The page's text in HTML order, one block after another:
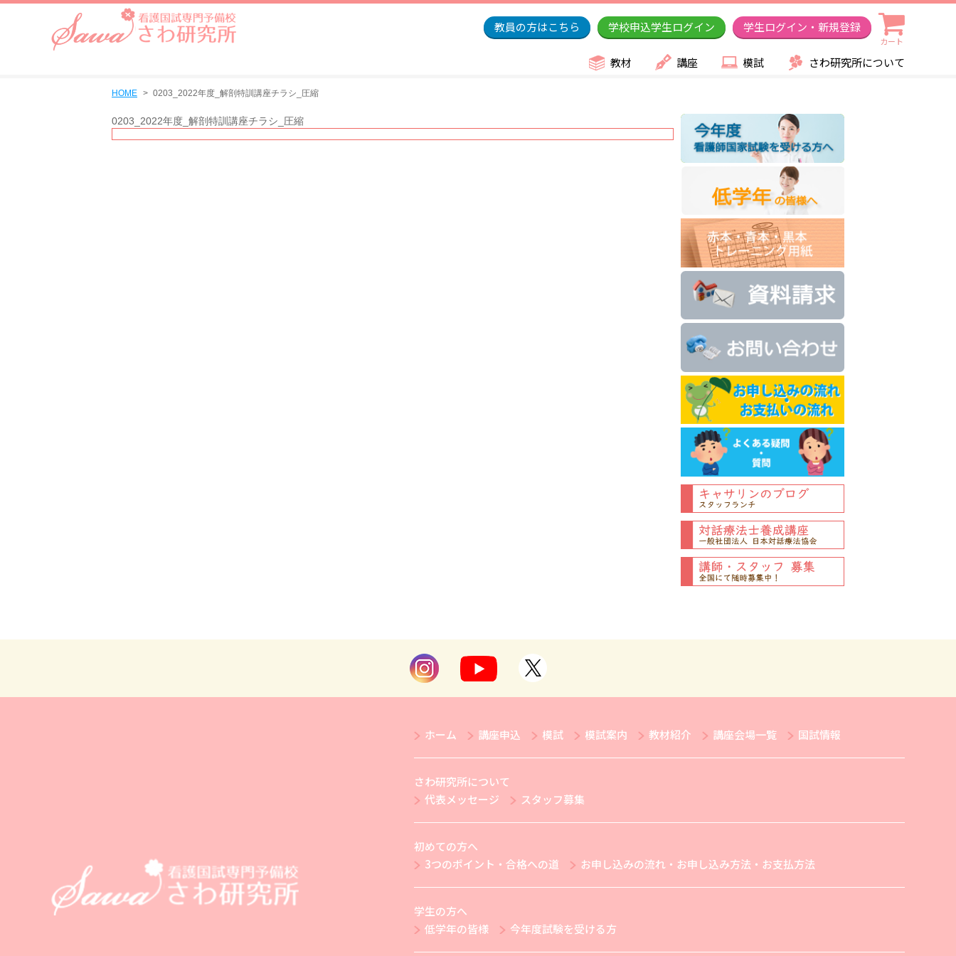
教員の方はこちら 学校申込学生ログイン 学生ログイン・新規登録
カート
教材 講座 模試 さわ研究所について
HOME 0203_2022年度_解剖特訓講座チラシ_圧縮
0203_2022年度_解剖特訓講座チラシ_圧縮
ホーム 講座申込 模試 模試案内 教材紹介 講座会場一覧 国試情報
さわ研究所について
代表メッセージ
スタッフ募集
初めての方へ
3つのポイント・合格への道
お申し込みの流れ・お申し込み方法・お支払方法
学生の方へ
低学年の皆様
今年度試験を受ける方